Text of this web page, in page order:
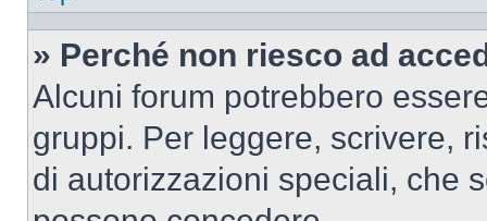
» Perché non riesco ad
Alcuni forum potrebbero
gruppi. Per leggere, scrivere,
di autorizzazioni speciali, che